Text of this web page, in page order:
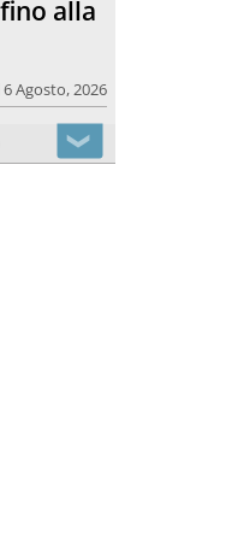
del
Assisi
Agosto, 2026
❯